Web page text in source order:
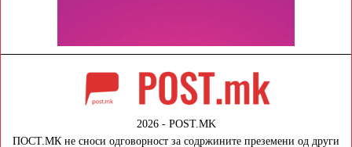
2026 - POST.MK
ПОСТ.МК не сноси одговорност за содржините преземени од други